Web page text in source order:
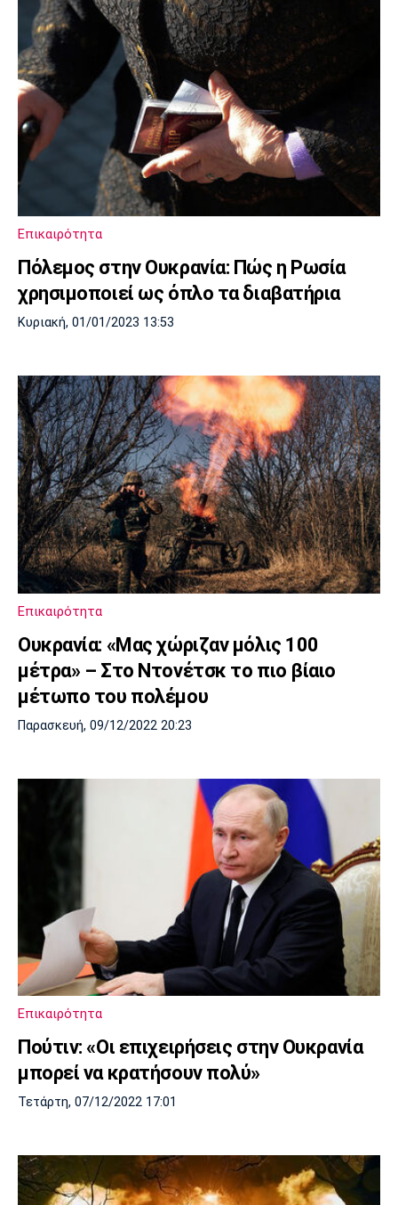
Επικαιρότητα
Πόλεμος στην Ουκρανία: Πώς η Ρωσία
χρησιμοποιεί ως όπλο τα διαβατήρια
Κυριακή, 01/01/2023 13:53
Επικαιρότητα
Ουκρανία: «Μας χώριζαν μόλις 100
μέτρα» – Στο Ντονέτσκ το πιο βίαιο
μέτωπο του πολέμου
Παρασκευή, 09/12/2022 20:23
Επικαιρότητα
Πούτιν: «Οι επιχειρήσεις στην Ουκρανία
μπορεί να κρατήσουν πολύ»
Τετάρτη, 07/12/2022 17:01